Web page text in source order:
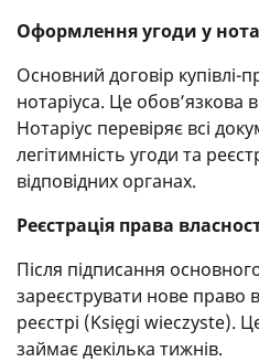
Оформлення угоди у
Основний договір купівлі-
нотаріуса. Це обов’язкова
Нотаріус перевіряє всі
легітимність угоди та
відповідних органах.
Реєстрація права
Після підписання
зареєструвати нове право
реєстрі (Księgi wieczyste).
займає декілька тижнів.